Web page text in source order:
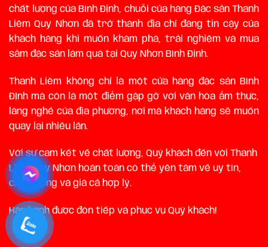
chất lượng của Bình Định, chuỗi của hàng Đặc sản Thanh
Liêm Quy Nhơn đã trở thành địa chỉ đáng tin cậy của
khách hàng khi muốn khám phá, trải nghiệm và mua
sắm đặc sản làm quà tại Quy Nhơn Bình Định.
Thanh Liêm không chỉ là một cửa hàng đặc sản Bình
ĐỊnh mà còn là một điểm gặp gỡ với văn hóa ẩm thực,
làng nghề của địa phương, nơi mà khách hàng sẽ muốn
quay lại nhiều lần.
Với sự cam kết về chất lượng, Quý khách đến với Thanh
Liêm Quy Nhơn hoàn toàn có thể yên tâm về uy tín,
chất lượng và giá cả hợp lý.
Hân hạnh được đón tiếp và phục vụ Quý khách!